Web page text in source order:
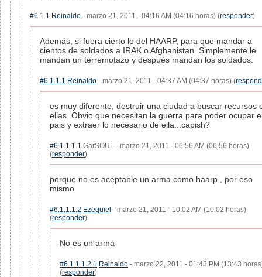
#6.1.1 Reinaldo - marzo 21, 2011 - 04:16 AM (04:16 horas) (responder)
Además, si fuera cierto lo del HAARP, para que mandar a
cientos de soldados a IRAK o Afghanistan. Simplemente le
mandan un terremotazo y después mandan los soldados.
#6.1.1.1 Reinaldo - marzo 21, 2011 - 04:37 AM (04:37 horas) (
es muy diferente, destruir una ciudad a buscar recursos
ellas. Obvio que necesitan la guerra para poder ocupar
pais y extraer lo necesario de ella...capish?
#6.1.1.1.1 GarSOUL - marzo 21, 2011 - 06:56 AM (06:56 horas)
(responder)
porque no es aceptable un arma como haarp , por eso
mismo
#6.1.1.1.2 Ezequiel - marzo 21, 2011 - 10:02 AM (10:02 horas)
(responder)
No es un arma
#6.1.1.1.2.1 Reinaldo - marzo 22, 2011 - 01:43 PM (13:43
(responder)